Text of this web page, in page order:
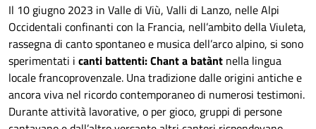
Il 10 giugno 2023 in Valle di Viù, Valli di Lanzo, nelle Alpi
Occidentali confinanti con la Francia, nell’ambito della Viuleta,
rassegna di canto spontaneo e musica dell’arco alpino, si sono
sperimentati i canti battenti: Chant a batànt nella lingua
locale francoprovenzale. Una tradizione dalle origini antiche e
ancora viva nel ricordo contemporaneo di numerosi testimoni.
Durante attività lavorative, o per gioco, gruppi di persone